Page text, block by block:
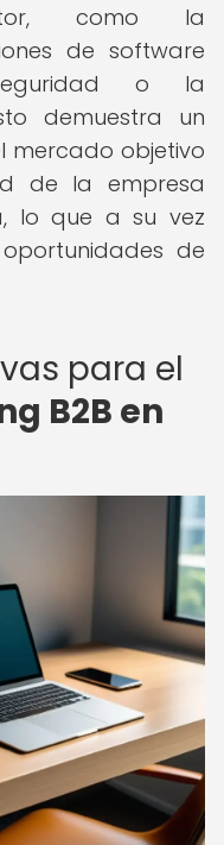
como la
de software
o la
demuestra un
mercado objetivo
de la empresa
lo que a su vez
de
para el
B2B en